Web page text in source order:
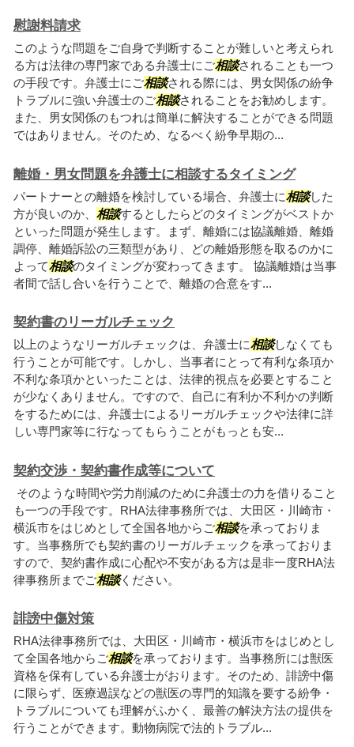
慰謝料請求
このような問題をご自身で判断することが難しいと考えられ
る方は法律の専門家である弁護士にご相談されることも一つ
の手段です。弁護士にご相談される際には、男女関係の紛争
トラブルに強い弁護士のご相談されることをお勧めします。
また、男女関係のもつれは簡単に解決することができる問題
ではありません。そのため、なるべく紛争早期の...
離婚・男女問題を弁護士に相談するタイミング
パートナーとの離婚を検討している場合、弁護士に相談した
方が良いのか、 相談するとしたらどのタイミングがベストか
といった問題が発生します。まず、離婚には協議離婚、離婚
調停、離婚訴訟の三類型があり、どの離婚形態を取るのかに
よって相談のタイミングが変わってきます。 協議離婚は当事
者間で話し合いを行うことで、離婚の合意をす...
契約書のリーガルチェック
以上のようなリーガルチェックは、弁護士に相談しなくても
行うことが可能です。しかし、当事者にとって有利な条項か
不利な条項かといったことは、法律的視点を必要とすること
が少なくありません。ですので、自己に有利か不利かの判断
をするためには、弁護士によるリーガルチェックや法律に詳
しい専門家等に行なってもらうことがもっとも安...
契約交渉・契約書作成等について
そのような時間や労力削減のために弁護士の力を借りること
も一つの手段です。RHA法律事務所では、大田区・川崎市・
横浜市をはじめとして全国各地からご相談を承っておりま
す。当事務所でも契約書のリーガルチェックを承っておりま
すので、契約書作成に心配や不安がある方は是非一度RHA法
律事務所までご相談ください。
誹謗中傷対策
RHA法律事務所では、大田区・川崎市・横浜市をはじめとし
て全国各地からご相談を承っております。当事務所には獣医
資格を保有している弁護士がおります。そのため、誹謗中傷
に限らず、医療過誤などの獣医の専門的知識を要する紛争・
トラブルについても理解がふかく、最善の解決方法の提供を
行うことができます。動物病院で法的トラブル...